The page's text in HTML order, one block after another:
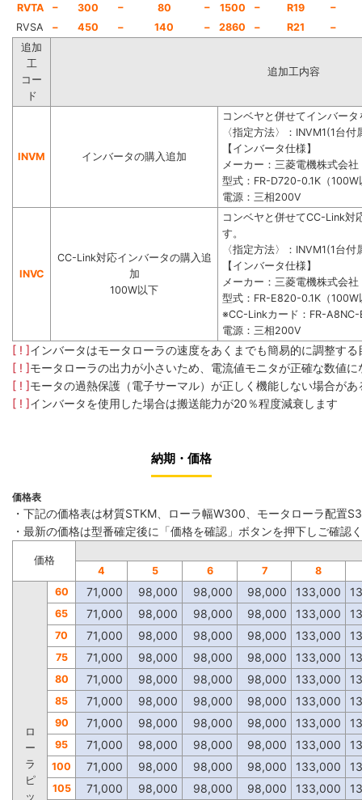
RVTA
− 300 − 80 − 1500 − R19
−
RVSA
− 450 − 140 − 2860 − R21
−
追加
工
コー
ド
追加工内容
INVM インバータの購入追加
コンベヤと併せてインバー
〈指定方法〉：INVM1(1台
【インバータ仕様】
メーカー：三菱電機株式会社
型式：FR-D720-0.1K（100W
電源：三相200V
INVC
CC-Link対応インバータの購入追
加
100W以下
コンベヤと併せてCC-Link対
す。
〈指定方法〉：INVM1(1台
【インバータ仕様】
メーカー：三菱電機株式会社
型式：FR-E820-0.1K（100W
※CC-Linkカード：FR-A8NC-
電源：三相200V
[ ! ]インバータはモータローラの速度をあくまでも簡易的に調整す
[ ! ]モータローラの出力が小さいため、電流値モニタが正確な数値
[ ! ]モータの過熱保護（電子サーマル）が正しく機能しない場合が
[ ! ]インバータを使用した場合は搬送能力が20％程度減衰します
納期・価格
価格表
・下記の価格表は材質STKM、ローラ幅W300、モータローラ配置
・最新の価格は型番確定後に「価格を確認」ボタンを押下しご確認
価格
4
5 6 7 8
ロ
ー
ラ
ピ
ッ
60 71,000 98,000 98,000 98,000 133,000
65 71,000 98,000 98,000 98,000 133,000
70 71,000 98,000 98,000 98,000 133,000
75 71,000 98,000 98,000 98,000 133,000
80 71,000 98,000 98,000 98,000 133,000
85 71,000 98,000 98,000 98,000 133,000
90 71,000 98,000 98,000 98,000 133,000
95 71,000 98,000 98,000 98,000 133,000
100 71,000 98,000 98,000 98,000 133,000
105 71,000 98,000 98,000 98,000 133,000